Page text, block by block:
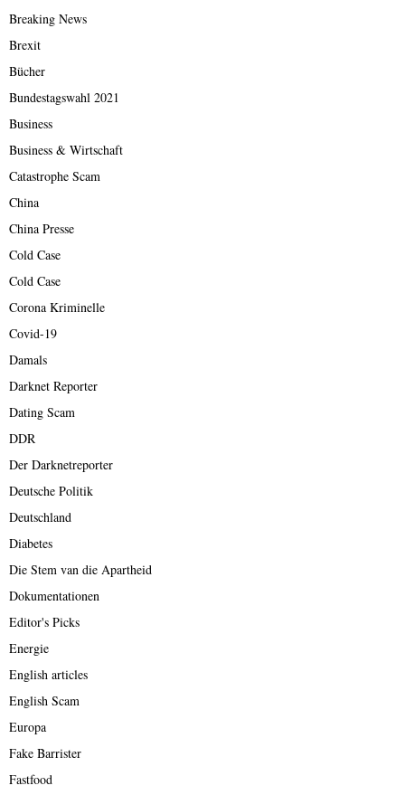
Breaking News
Brexit
Bücher
Bundestagswahl 2021
Business
Business & Wirtschaft
Catastrophe Scam
China
China Presse
Cold Case
Cold Case
Corona Kriminelle
Covid-19
Damals
Darknet Reporter
Dating Scam
DDR
Der Darknetreporter
Deutsche Politik
Deutschland
Diabetes
Die Stem van die Apartheid
Dokumentationen
Editor's Picks
Energie
English articles
English Scam
Europa
Fake Barrister
Fastfood